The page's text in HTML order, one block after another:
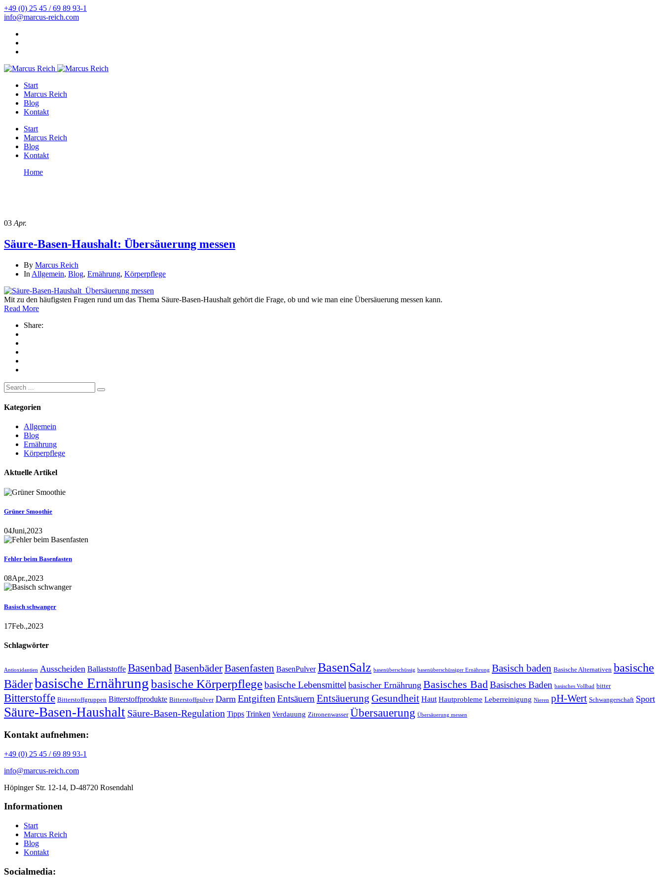
+49 (0) 25 45 / 69 89 93-1
info@marcus-reich.com
Start
Marcus Reich
Blog
Kontakt
Start
Marcus Reich
Blog
Kontakt
Home
03 Apr.
Säure-Basen-Haushalt: Übersäuerung messen
By Marcus Reich
In Allgemein, Blog, Ernährung, Körperpflege
Mit zu den häufigsten Fragen rund um das Thema Säure-Basen-Haushalt gehört die Frage, ob und wie man eine Übersäuerung messen kann.
Read More
Share:
Search
for:
Kategorien
Allgemein
Blog
Ernährung
Körperpflege
Aktuelle Artikel
Grüner Smoothie
04Juni,2023
Fehler beim Basenfasten
08Apr.,2023
Basisch schwanger
17Feb.,2023
Schlagwörter
Antioxidantien Ausscheiden Ballaststoffe BasenbadBasenbäderBasenfasten BasenPulver BasenSalz basenüberschüssig basenüberschüssiger Ernährung Basisch baden Basische Alternativen basische
Bäderbasische Ernährungbasische Körperpflegebasische Lebensmittel basischer Ernährung Basisches BadBasisches Baden basisches Vollbad bitter
Bitterstoffe Bitterstoffgruppen Bitterstoffprodukte Bitterstoffpulver Darm EntgiftenEntsäuernEntsäuerung Gesundheit Haut Hautprobleme Leberreinigung Nieren pH-Wert Schwangerschaft Sport
Säure-Basen-Haushalt Säure-Basen-Regulation Tipps Trinken Verdauung Zitronenwasser Übersauerung Übersäuerung messen
Kontakt aufnehmen:
+49 (0) 25 45 / 69 89 93-1
info@marcus-reich.com
Höpinger Str. 12-14, D-48720 Rosendahl
Informationen
Start
Marcus Reich
Blog
Kontakt
Socialmedia: